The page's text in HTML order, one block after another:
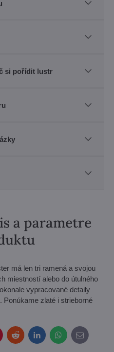
si pořídit lustr
a parametre
má len tri ramená a svojou
miestností alebo do útulného
vypracované detaily
zlaté i strieborné
RedditLinkedInWhatsApp
E-
mail